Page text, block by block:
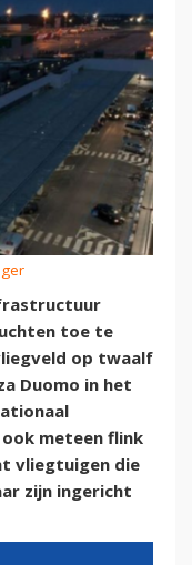
toe te
op twaalf
Duomo in het
meteen flink
vliegtuigen die
zijn ingericht